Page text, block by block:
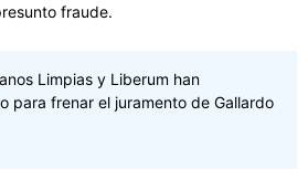
fraude.
Limpias y Liberum han
para frenar el juramento de Gallardo